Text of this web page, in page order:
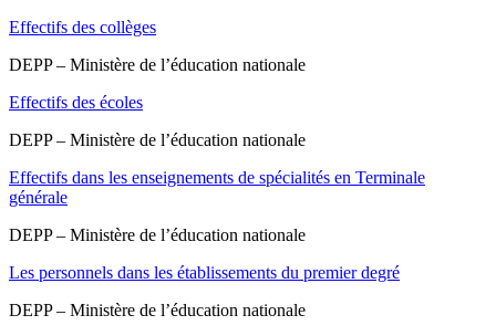
Effectifs des collèges
DEPP – Ministère de l’éducation nationale
Effectifs des écoles
DEPP – Ministère de l’éducation nationale
Effectifs dans les enseignements de spécialités en Terminale
générale
DEPP – Ministère de l’éducation nationale
Les personnels dans les établissements du premier degré
DEPP – Ministère de l’éducation nationale